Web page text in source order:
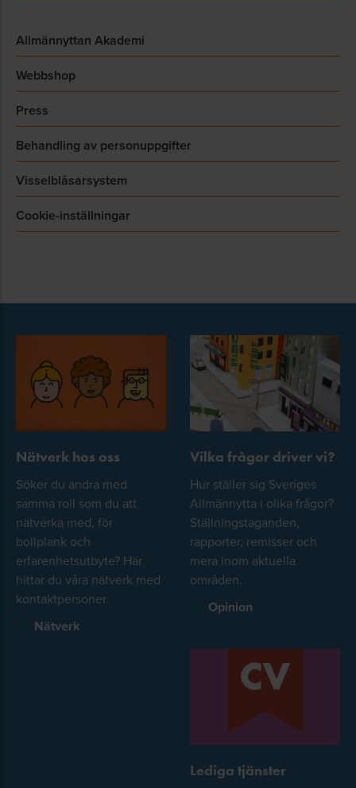
Allmännyttan Akademi
Webbshop
Press
Behandling av personuppgifter
Visselblåsarsystem
Cookie-inställningar
Nätverk hos oss
Söker du andra med
samma roll som du att
nätverka med, för
bollplank och
erfarenhetsutbyte? Här
hittar du våra nätverk med
kontaktpersoner.
Nätverk
Vilka frågor driver vi?
Hur ställer sig Sveriges
Allmännytta i olika frågor?
Ställningstaganden,
rapporter, remisser och
mera inom aktuella
områden.
Opinion
Lediga tjänster